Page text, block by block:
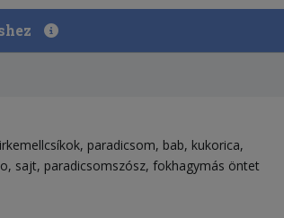
paradicsom bab kukorica
sajt paradicsomszósz fokhagymás öntet